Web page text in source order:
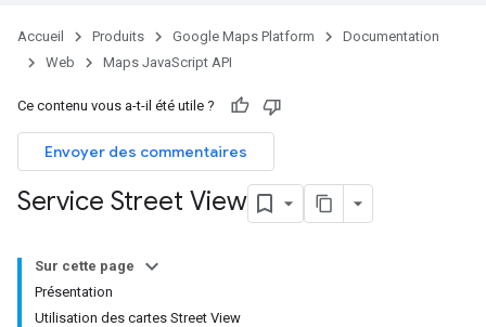
Accueil Produits Google Maps Platform
Documentation
Web
Maps JavaScript API
Ce contenu vous a-t-il été utile ?
Envoyer des commentaires
Service Street View
Sur cette page
Présentation
Utilisation des cartes Street View